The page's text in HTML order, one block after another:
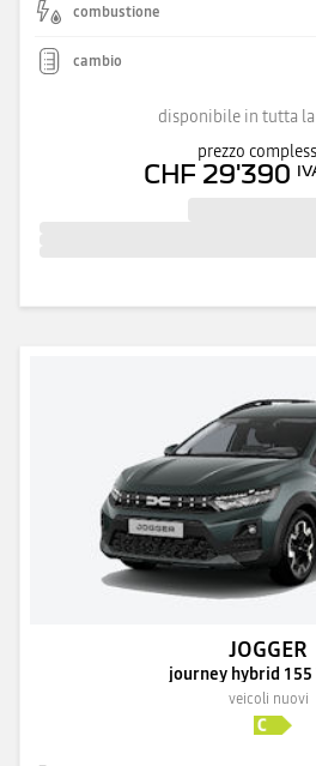
combustione
cambio
disponibile in tutta la
prezzo
CHF 29'390
JOGGER
journey hybrid 155
veicoli nuovi